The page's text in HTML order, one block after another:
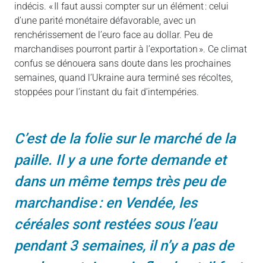
indécis. « Il faut aussi compter sur un élément : celui
d’une parité monétaire défavorable, avec un
renchérissement de l’euro face au dollar. Peu de
marchandises pourront partir à l’exportation ». Ce climat
confus se dénouera sans doute dans les prochaines
semaines, quand l’Ukraine aura terminé ses récoltes,
stoppées pour l’instant du fait d’intempéries.
C’est de la folie sur le marché de la
paille. Il y a une forte demande et
dans un même temps très peu de
marchandise : en Vendée, les
céréales sont restées sous l’eau
pendant 3 semaines, il n’y a pas de